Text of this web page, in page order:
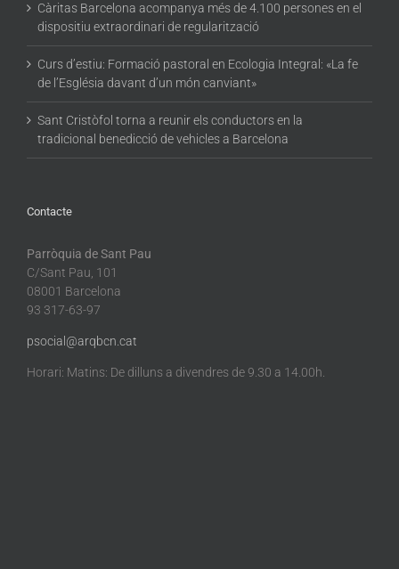
Càritas Barcelona acompanya més de 4.100 persones en el
dispositiu extraordinari de regularització
Curs d’estiu: Formació pastoral en Ecologia Integral: «La fe
de l’Església davant d’un món canviant»
Sant Cristòfol torna a reunir els conductors en la
tradicional benedicció de vehicles a Barcelona
Contacte
Parròquia de Sant Pau
C/Sant Pau, 101
08001 Barcelona
93 317-63-97
psocial@arqbcn.cat
Horari: Matins: De dilluns a divendres de 9.30 a 14.00h.